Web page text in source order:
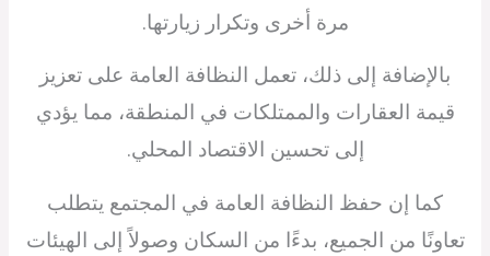
مرة أخرى وتكرار زيارتها.
بالإضافة إلى ذلك، تعمل النظافة العامة على تعزيز
قيمة العقارات والممتلكات في المنطقة، مما يؤدي
إلى تحسين الاقتصاد المحلي.
كما إن حفظ النظافة العامة في المجتمع يتطلب
تعاونًا من الجميع، بدءًا من السكان وصولاً إلى الهيئات